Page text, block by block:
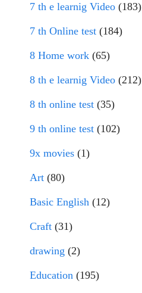
7 th e learnig Video (183)
7 th Online test (184)
8 Home work (65)
8 th e learnig Video (212)
8 th online test (35)
9 th online test (102)
9x movies (1)
Art (80)
Basic English (12)
Craft (31)
drawing (2)
Education (195)